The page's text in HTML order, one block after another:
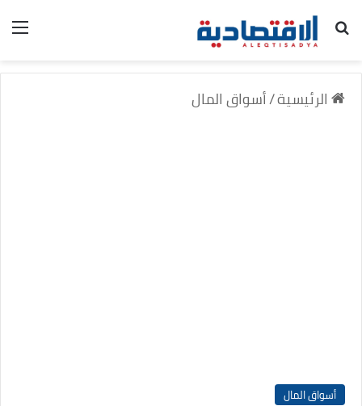
بحث عن
الرئيسية/أسواق المال
أسواق المال